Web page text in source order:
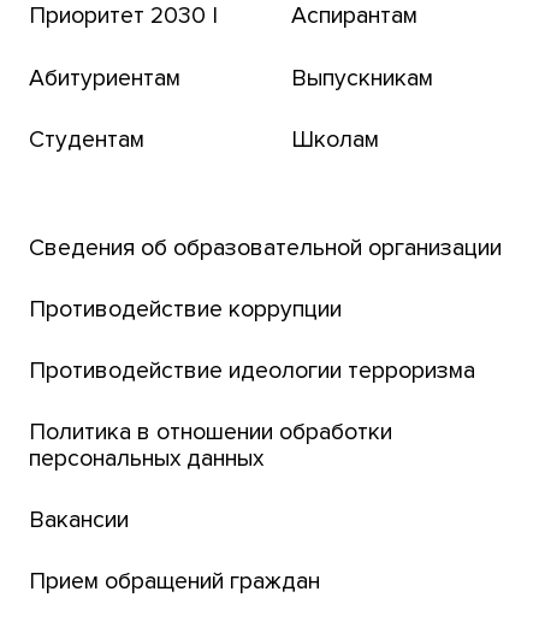
Томский региональный центр коллективного
Транссибирский научный путь
Парк социогуманитарных технологий ТГУ
Английский для всех
ТГУ
Интернет-лицей
Открытые онлайн-курсы (MOOCs)
Платежи онлайн
Банк инициатив по развитию университета
Приоритет 2030 |
Абитуриентам
Студентам
Аспирантам
Выпускникам
Школам
Сведения об образовательной организации
Противодействие коррупции
Противодействие идеологии терроризма
Политика в отношении обработки
персональных данных
Вакансии
Прием обращений граждан